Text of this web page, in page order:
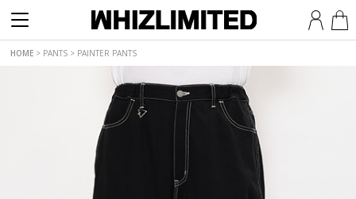
HOME > PANTS > PAINTER PANTS